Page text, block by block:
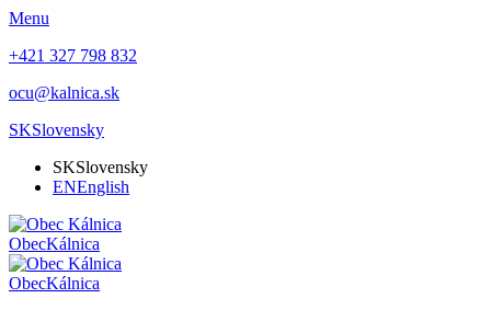
Menu
+421 327 798 832
ocu@kalnica.sk
SKSlovensky
SKSlovensky
ENEnglish
ObecKálnica
ObecKálnica